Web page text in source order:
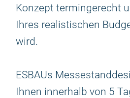
Konzept termingerecht
Ihres realistischen
wird.
ESBAUs
Ihnen innerhalb von 5